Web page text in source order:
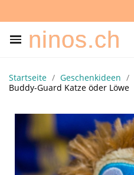
ninos.ch
Startseite Geschenkideen
Buddy-Guard Katze öder Löwe